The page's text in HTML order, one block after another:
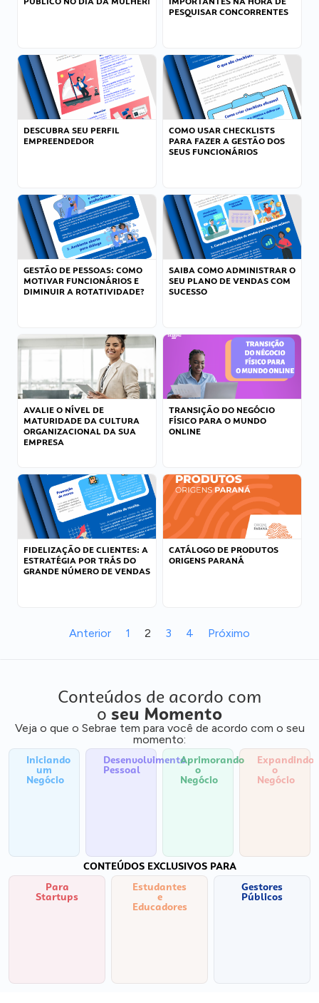
PESQUISAR CONCORRENTES
DESCUBRA SEU PERFIL
EMPREENDEDOR
COMO USAR CHECKLISTS
PARA FAZER A GESTÃO DOS
SEUS FUNCIONÁRIOS
GESTÃO DE PESSOAS: COMO
MOTIVAR FUNCIONÁRIOS E
DIMINUIR A ROTATIVIDADE?
SAIBA COMO ADMINISTRAR O
SEU PLANO DE VENDAS COM
SUCESSO
AVALIE O NÍVEL DE
MATURIDADE DA CULTURA
ORGANIZACIONAL DA SUA
EMPRESA
TRANSIÇÃO DO NEGÓCIO
FÍSICO PARA O MUNDO
ONLINE
FIDELIZAÇÃO DE CLIENTES: A
ESTRATÉGIA POR TRÁS DO
GRANDE NÚMERO DE VENDAS
CATÁLOGO DE PRODUTOS
ORIGENS PARANÁ
Anterior 1 2 3 4 Próximo
Conteúdos de acordo com
o seu Momento
Veja o que o Sebrae tem para você de acordo com o seu
momento:
Iniciando
um
Negócio
Desenvolvimento
Pessoal
Aprimorando
o
Negócio
Expandindo
o
Negócio
CONTEÚDOS EXCLUSIVOS PARA
Para
Startups
Estudantes
e
Educadores
Gestores
Públicos